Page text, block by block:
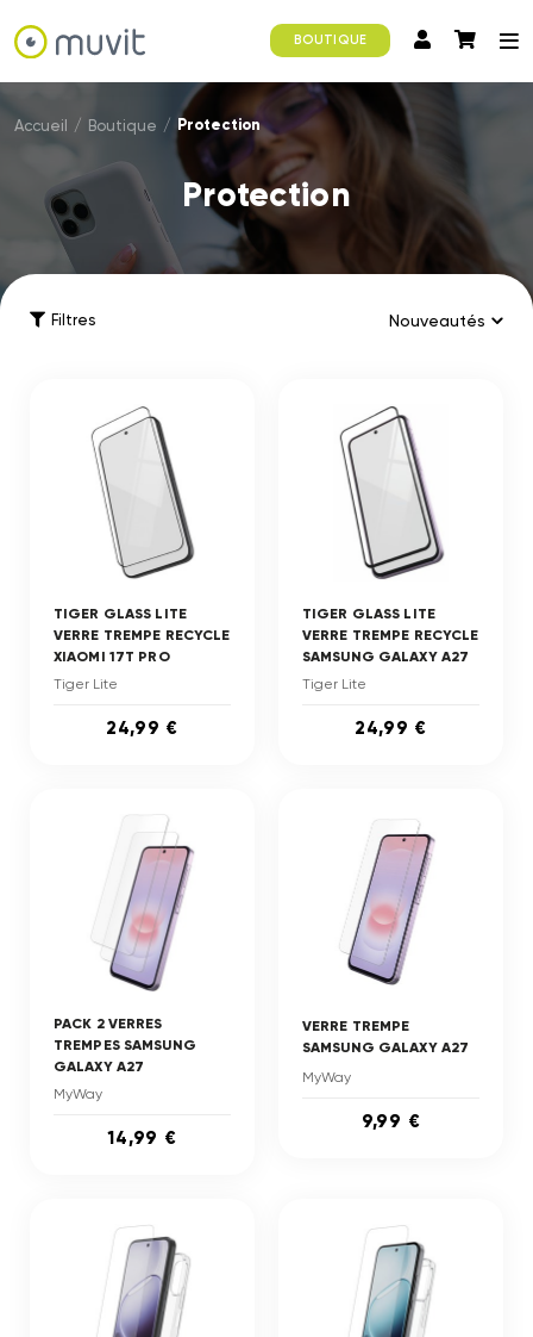
BOUTIQUE
Accueil / Boutique / Protection
Protection
Filtres
TIGER GLASS LITE
VERRE TREMPE RECYCLE
XIAOMI 17T PRO
Tiger Lite
24,99 €
TIGER GLASS LITE
VERRE TREMPE RECYCLE
SAMSUNG GALAXY A27
Tiger Lite
24,99 €
PACK 2 VERRES
TREMPES SAMSUNG
GALAXY A27
MyWay
14,99 €
VERRE TREMPE
SAMSUNG GALAXY A27
MyWay
9,99 €